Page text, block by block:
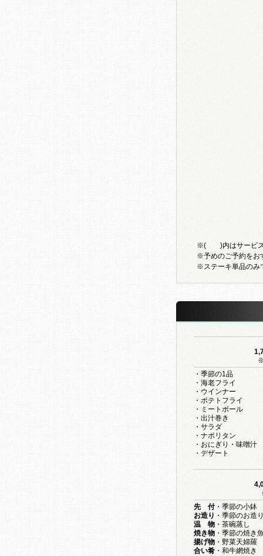
※( )内はサービス
※予めのご予約をお
※ステーキ単品のみ
・季節の1品
・海老フライ
・ウインナー
・ポテトフライ
・ミートボール
・出汁巻き
・サラダ
・ナポリタン
・おにぎり・味噌汁
・デザート
先 付・季節の小鉢
お造り ・季節のお造
温 物 ・茶碗蒸し
焼き物 ・季節の焼き
揚げ物 ・野菜天婦羅
合い肴 ・和牛網焼